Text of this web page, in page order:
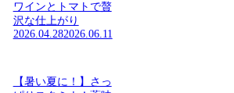
ワインとトマトで贅
沢な仕上がり
2026.04.282026.06.11
【暑い夏に！】さっ